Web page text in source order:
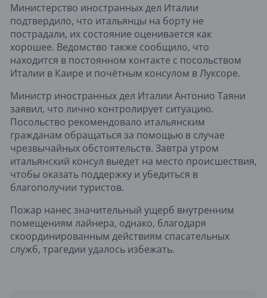
Министерство иностранных дел Италии
подтвердило, что итальянцы на борту не
пострадали, их состояние оценивается как
хорошее. Ведомство также сообщило, что
находится в постоянном контакте с посольством
Италии в Каире и почётным консулом в Луксоре.
Министр иностранных дел Италии Антонио Таяни
заявил, что лично контролирует ситуацию.
Посольство рекомендовало итальянским
гражданам обращаться за помощью в случае
чрезвычайных обстоятельств. Завтра утром
итальянский консул выедет на место происшествия,
чтобы оказать поддержку и убедиться в
благополучии туристов.
Пожар нанес значительный ущерб внутренним
помещениям лайнера, однако, благодаря
скоординированным действиям спасательных
служб, трагедии удалось избежать.